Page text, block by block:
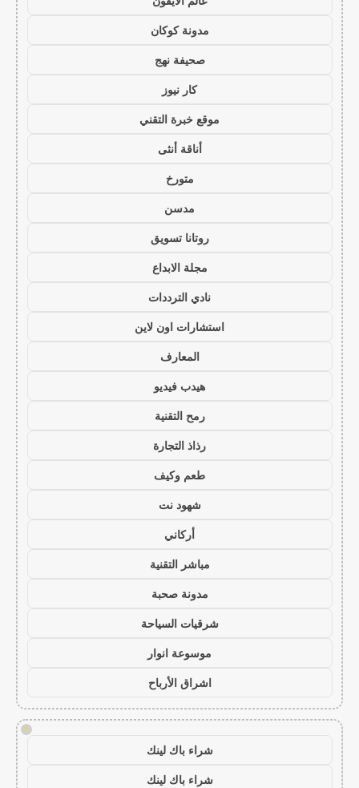
مدونة كوكان
صحيفة نهج
كار نيوز
موقع خبرة التقني
أناقة أنثى
متورخ
مدسن
روتانا تسويق
مجلة الابداع
نادي الترددات
استشارات اون لاين
المعارف
هيدب فيديو
رمح التقنية
رذاذ التجارة
طعم وكيف
شهود نت
أركاني
مباشر التقنية
مدونة صحبة
شرقيات السياحة
موسوعة انوار
اشراق الأرباح
!
شراء باك لينك
شراء باك لينك